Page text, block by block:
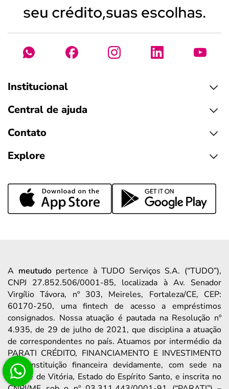
Institucional
Central de ajuda
Contato
Explore
A meutudopertence à TUDO Serviços S.A. (“TUDO”),
CNPJ 27.852.506/0001-85, localizada à Av. Senador
Virgílio Távora, nº 303, Meireles, Fortaleza/CE, CEP:
60170-250, uma fintech de acesso a empréstimos
consignados. Nossa atuação é pautada na Resolução nº
4.935, de 29 de julho de 2021, que disciplina a atuação
de correspondentes no país. Atuamos por intermédio da
PARATI CRÉDITO, FINANCIAMENTO E INVESTIMENTO
S/A, instituição financeira devidamente, com sede na
Cidade de Vitória, Estado do Espírito Santo, e inscrita no